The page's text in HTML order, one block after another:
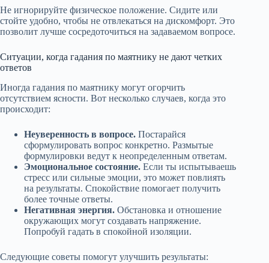
Не игнорируйте физическое положение. Сидите или
стойте удобно, чтобы не отвлекаться на дискомфорт. Это
позволит лучше сосредоточиться на задаваемом вопросе.
Ситуации, когда гадания по маятнику не дают четких
ответов
Иногда гадания по маятнику могут огорчить
отсутствием ясности. Вот несколько случаев, когда это
происходит:
Неуверенность в вопросе. Постарайся
сформулировать вопрос конкретно. Размытые
формулировки ведут к неопределенным ответам.
Эмоциональное состояние. Если ты испытываешь
стресс или сильные эмоции, это может повлиять
на результаты. Спокойствие помогает получить
более точные ответы.
Негативная энергия. Обстановка и отношение
окружающих могут создавать напряжение.
Попробуй гадать в спокойной изоляции.
Следующие советы помогут улучшить результаты: